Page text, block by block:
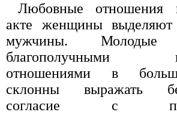
Любовные отношения
акте женщины
мужчины.
благополучными
отношениями в
склонны выражать
согласие с